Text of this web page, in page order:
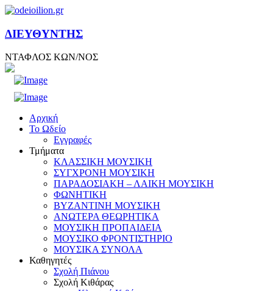
ΔΙΕΥΘΥΝΤΗΣ
ΝΤΑΦΛΟΣ ΚΩΝ/ΝΟΣ
Αρχική
Το Ωδείο
Εγγραφές
Τμήματα
ΚΛΑΣΣΙΚΗ ΜΟΥΣΙΚΗ
ΣΥΓΧΡΟΝΗ ΜΟΥΣΙΚΗ
ΠΑΡΑΔΟΣΙΑΚΗ – ΛΑΙΚΗ ΜΟΥΣΙΚΗ
ΦΩΝΗΤΙΚΗ
ΒΥΖΑΝΤΙΝΗ ΜΟΥΣΙΚΗ
ΑΝΩΤΕΡΑ ΘΕΩΡΗΤΙΚΑ
ΜΟΥΣΙΚΗ ΠΡΟΠΑΙΔΕΙΑ
ΜΟΥΣΙΚΟ ΦΡΟΝΤΙΣΤΗΡΙΟ
ΜΟΥΣΙΚΑ ΣΥΝΟΛΑ
Καθηγητές
Σχολή Πιάνου
Σχολή Κιθάρας